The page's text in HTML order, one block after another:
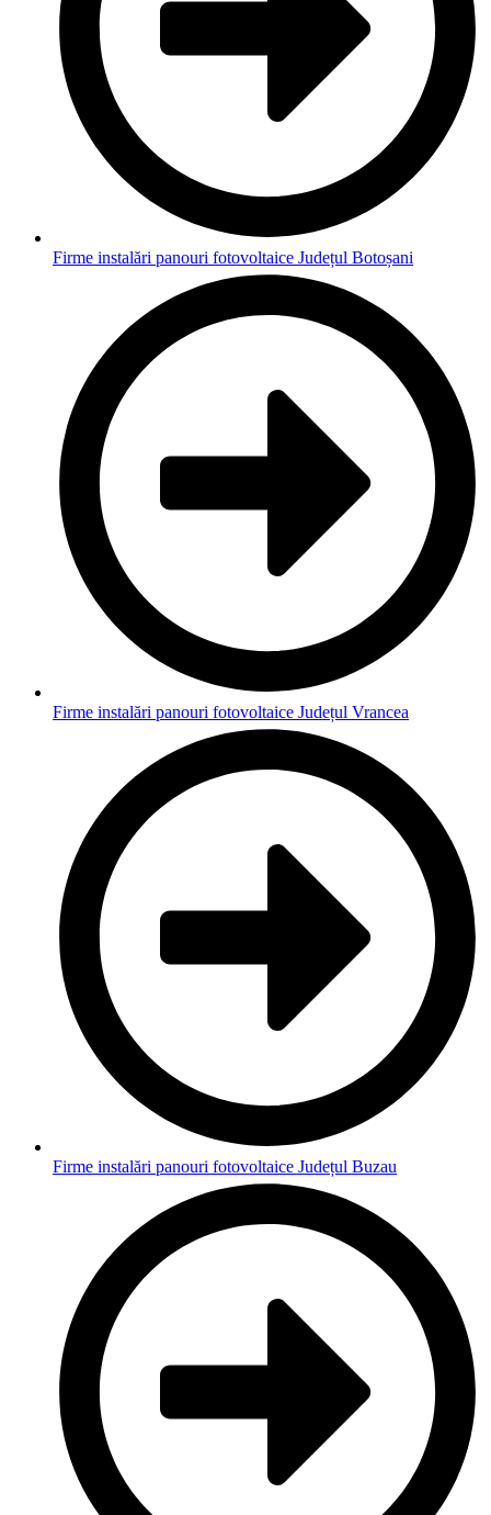
Firme instalări panouri fotovoltaice Județul Botoșani
Firme instalări panouri fotovoltaice Județul Vrancea
Firme instalări panouri fotovoltaice Județul Buzau